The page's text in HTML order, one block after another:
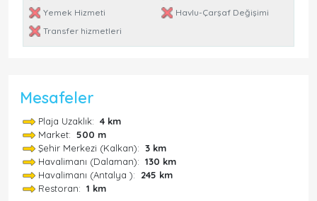
Yemek Hizmeti
Havlu-Çarşaf Değişimi
Transfer hizmetleri
Mesafeler
Plaja Uzaklık: 4 km
Market: 500 m
Şehir Merkezi (Kalkan): 3 km
Havalimanı (Dalaman): 130 km
Havalimanı (Antalya ): 245 km
Restoran: 1 km